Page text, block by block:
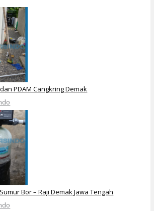
PDAM Cangkring Demak
Bor – Raji Demak Jawa Tengah